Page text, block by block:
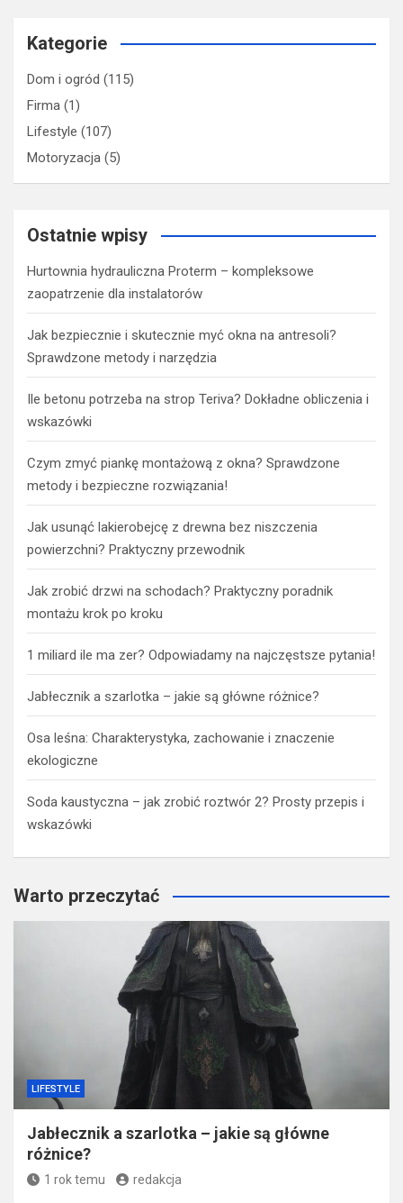
Kategorie
Dom i ogród (115)
Firma (1)
Lifestyle (107)
Motoryzacja (5)
Ostatnie wpisy
Hurtownia hydrauliczna Proterm – kompleksowe
zaopatrzenie dla instalatorów
Jak bezpiecznie i skutecznie myć okna na antresoli?
Sprawdzone metody i narzędzia
Ile betonu potrzeba na strop Teriva? Dokładne obliczenia i
wskazówki
Czym zmyć piankę montażową z okna? Sprawdzone
metody i bezpieczne rozwiązania!
Jak usunąć lakierobejcę z drewna bez niszczenia
powierzchni? Praktyczny przewodnik
Jak zrobić drzwi na schodach? Praktyczny poradnik
montażu krok po kroku
1 miliard ile ma zer? Odpowiadamy na najczęstsze pytania!
Jabłecznik a szarlotka – jakie są główne różnice?
Osa leśna: Charakterystyka, zachowanie i znaczenie
ekologiczne
Soda kaustyczna – jak zrobić roztwór 2? Prosty przepis i
wskazówki
Warto przeczytać
LIFESTYLE
Jabłecznik a szarlotka – jakie są główne
różnice?
1 rok temu redakcja